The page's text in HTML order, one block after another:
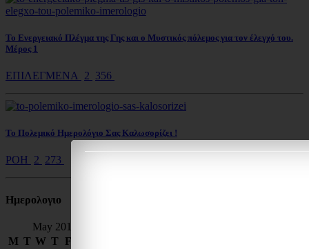
Το Ενεργειακό Πλέγμα της Γης και ο Μυστικός πόλεμος για τον έλεγχό του.
Μέρος 1
ΕΠΙΛΕΓΜΕΝΑ 2 356
Το Πολεμικό Ημερολόγιο Σας Καλωσορίζει !
ΡΟΗ 2 273
Ημερολoγιο
May 2014
M T W T F